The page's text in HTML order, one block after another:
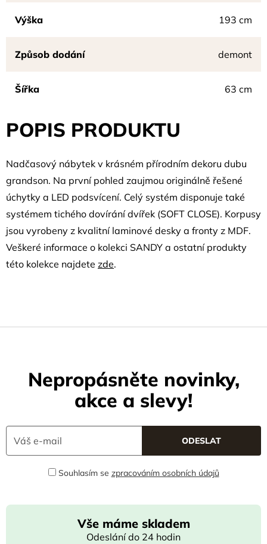
Výška 193 cm
Způsob dodání demont
Šířka 63 cm
POPIS PRODUKTU
Nadčasový nábytek v krásném přírodním dekoru dubu
grandson. Na první pohled zaujmou originálně řešené
úchytky a LED podsvícení. Celý systém disponuje také
systémem tichého dovírání dvířek (SOFT CLOSE). Korpusy
jsou vyrobeny z kvalitní laminové desky a fronty z MDF.
Veškeré informace o kolekci SANDY a ostatní produkty
této kolekce najdete zde.
Nepropásněte novinky,
akce a slevy!
Souhlasím se zpracováním osobních údajů
Vše máme skladem
Odeslání do 24 hodin